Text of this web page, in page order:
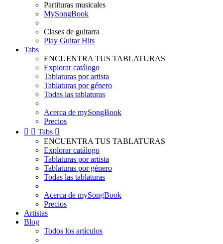
Partituras musicales
MySongBook
Clases de guitarra
Play Guitar Hits
Tabs
ENCUENTRA TUS TABLATURAS
Explorar catálogo
Tablaturas por artista
Tablaturas por género
Todas las tablaturas
Acerca de mySongBook
Precios
  Tabs 
ENCUENTRA TUS TABLATURAS
Explorar catálogo
Tablaturas por artista
Tablaturas por género
Todas las tablaturas
Acerca de mySongBook
Precios
Artistas
Blog
Todos los artículos